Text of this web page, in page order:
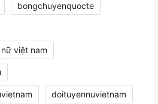
bongchuyenquocte
việt nam
doituyennuvietnam